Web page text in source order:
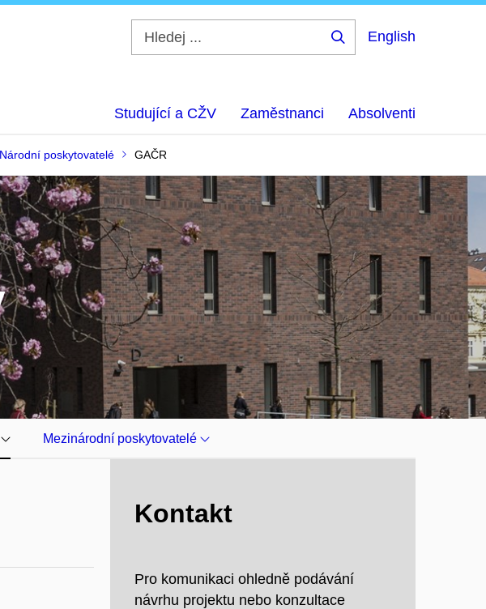
English
Studující a CŽV Zaměstnanci Absolventi
Národní poskytovatelé GAČR
Mezinárodní poskytovatelé
Kontakt
Pro komunikaci ohledně podávání
návrhu projektu nebo konzultace